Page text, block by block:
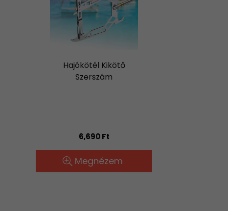
Hajókötél Kikötő
Szerszám
6,690 Ft
Megnézem